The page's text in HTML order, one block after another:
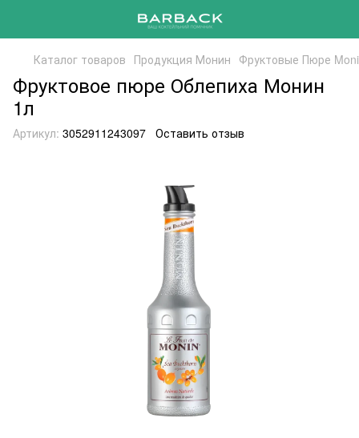
Каталог товаров Продукция Монин Фруктовые Пюре
Фруктовое пюре Облепиха Монин
1л
Артикул: 3052911243097 Оставить отзыв